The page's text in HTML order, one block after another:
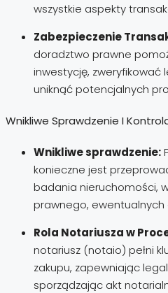
wszystkie aspekty
Zabezpieczenie
doradztwo prawne
inwestycję, zweryfikować
uniknąć potencjalnych
Wnikliwe Sprawdzenie I
Wnikliwe sprawdzenie:
konieczne jest
badania nieruchomości,
prawnego,
Rola Notariusza w
notariusz (notaio) pełni
zakupu, zapewniając
sporządzając akt